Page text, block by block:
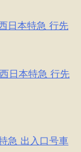
日本特急 行先
日本特急 行先
急 出入口号車